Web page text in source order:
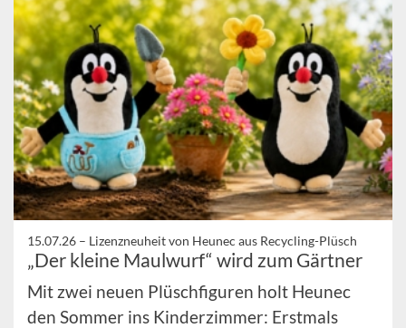
15.07.26 – Lizenzneuheit von Heunec aus Recycling-Plüsch
„Der kleine Maulwurf“ wird zum Gärtner
Mit zwei neuen Plüschfiguren holt Heunec
den Sommer ins Kinderzimmer: Erstmals